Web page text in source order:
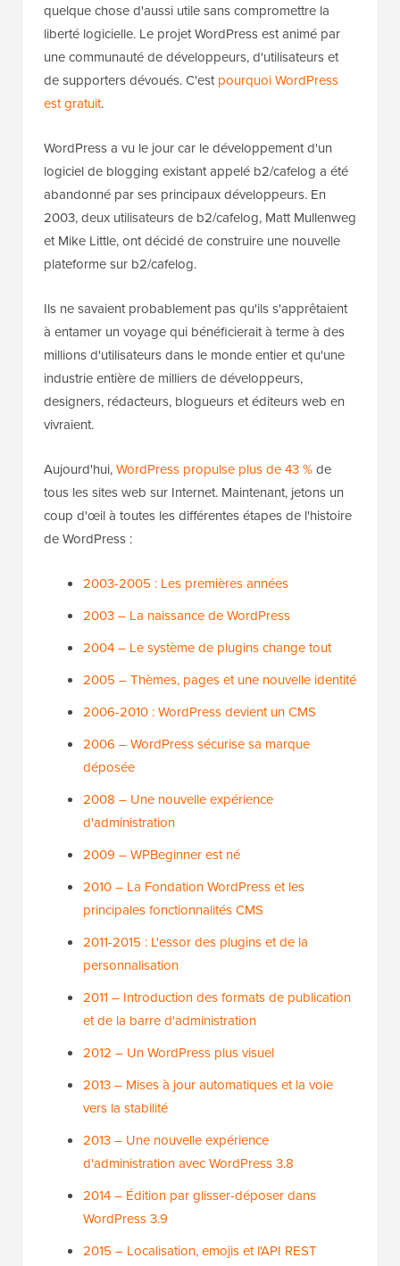
quelque chose d'aussi utile sans compromettre la
liberté logicielle. Le projet WordPress est animé par
une communauté de développeurs, d'utilisateurs et
de supporters dévoués. C'estpourquoi WordPress
est gratuit.
WordPress a vu le jour car le développement d'un
logiciel de blogging existant appelé b2/cafelog a été
abandonné par ses principaux développeurs. En
2003, deux utilisateurs de b2/cafelog, Matt Mullenweg
et Mike Little, ont décidé de construire une nouvelle
plateforme sur b2/cafelog.
Ils ne savaient probablement pas qu'ils s'apprêtaient
à entamer un voyage qui bénéficierait à terme à des
millions d'utilisateurs dans le monde entier et qu'une
industrie entière de milliers de développeurs,
designers, rédacteurs, blogueurs et éditeurs web en
vivraient.
Aujourd'hui,WordPress propulse plus de 43 %de
tous les sites web sur Internet. Maintenant, jetons un
coup d'œil à toutes les différentes étapes de l'histoire
de WordPress :
2003-2005 : Les premières années
2003 – La naissance de WordPress
2004 – Le système de plugins change tout
2005 – Thèmes, pages et une nouvelle identité
2006-2010 : WordPress devient un CMS
2006 – WordPress sécurise sa marque
déposée
2008 – Une nouvelle expérience
d'administration
2009 – WPBeginner est né
2010 – La Fondation WordPress et les
principales fonctionnalités CMS
2011-2015 : L'essor des plugins et de la
personnalisation
2011 – Introduction des formats de publication
et de la barre d'administration
2012 – Un WordPress plus visuel
2013 – Mises à jour automatiques et la voie
vers la stabilité
2013 – Une nouvelle expérience
d'administration avec WordPress 3.8
2014 – Édition par glisser-déposer dans
WordPress 3.9
2015 – Localisation, emojis et l'API REST